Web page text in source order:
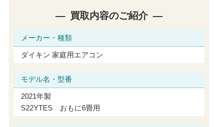
買取内容のご紹介
メーカー・種類
ダイキン 家庭用エアコン
モデル名・型番
2021年製
S22YTES おもに6畳用